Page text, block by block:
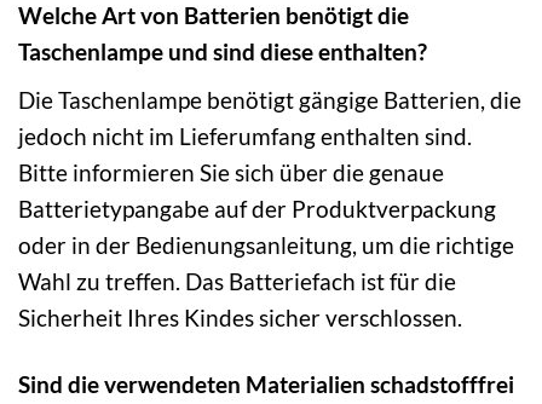
Welche Art von Batterien benötigt die
Taschenlampe und sind diese enthalten?
Die Taschenlampe benötigt gängige Batterien, die
jedoch nicht im Lieferumfang enthalten sind.
Bitte informieren Sie sich über die genaue
Batterietypangabe auf der Produktverpackung
oder in der Bedienungsanleitung, um die richtige
Wahl zu treffen. Das Batteriefach ist für die
Sicherheit Ihres Kindes sicher verschlossen.
Sind die verwendeten Materialien schadstofffrei